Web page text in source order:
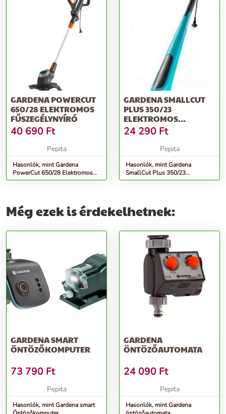
GARDENA POWERCUT
650/28 ELEKTROMOS
FŰSZEGÉLYNYÍRÓ
40 690 Ft
Pepita
Hasonlók, mint Gardena
PowerCut 650/28 Elektromos
fűszegélynyíró
GARDENA SMALLCUT
PLUS 350/23
ELEKTROMOS
FŰSZEGÉLYNYÍRÓ
24 290 Ft
Pepita
Hasonlók, mint Gardena
SmallCut Plus 350/23
Elektromos fűszegélynyíró
Még ezek is érdekelhetnek:
GARDENA SMART
ÖNTÖZŐKOMPUTER
73 790 Ft
Pepita
Hasonlók, mint Gardena smart
GARDENA
ÖNTÖZŐAUTOMATA
24 090 Ft
Pepita
Hasonlók, mint Gardena